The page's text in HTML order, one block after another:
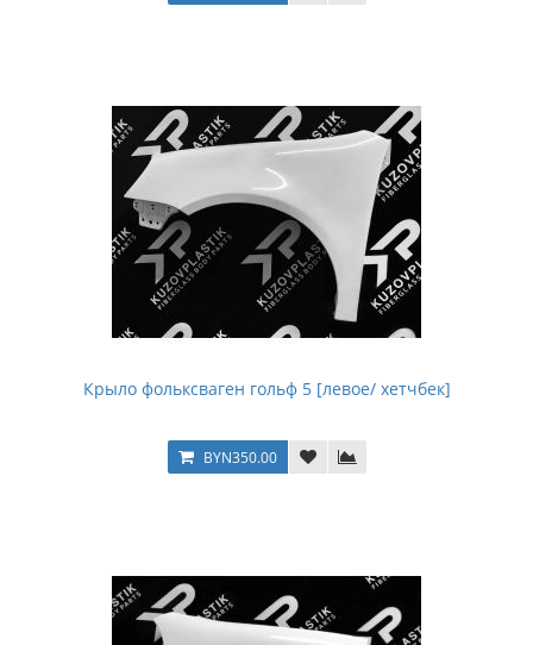
Крыло фольксваген гольф 5 [левое/ хетчбек]
BYN350.00